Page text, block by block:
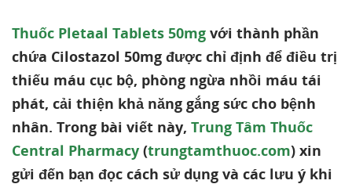
Thuốc Pletaal Tablets 50mg với thành phần
chứa Cilostazol 50mg được chỉ định để điều trị
thiếu máu cục bộ, phòng ngừa nhồi máu tái
phát, cải thiện khả năng gắng sức cho bệnh
nhân. Trong bài viết này, Trung Tâm Thuốc
Central Pharmacy (trungtamthuoc.com) xin
gửi đến bạn đọc cách sử dụng và các lưu ý khi